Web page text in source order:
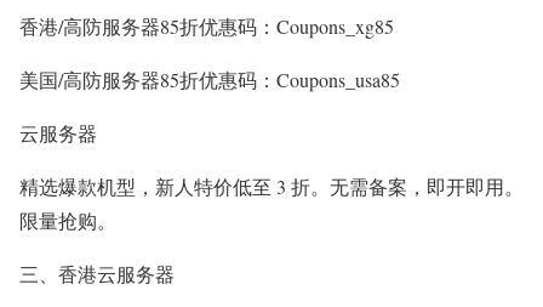
香港/高防服务器85折优惠码：Coupons_xg85
美国/高防服务器85折优惠码：Coupons_usa85
云服务器
精选爆款机型，新人特价低至 3 折。无需备案，即开即用。
限量抢购。
三、香港云服务器